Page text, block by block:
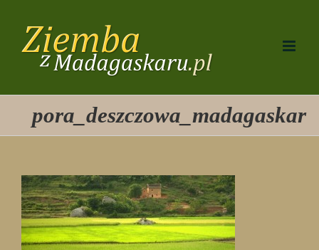
zawartości
pora_deszczowa_madagaskar